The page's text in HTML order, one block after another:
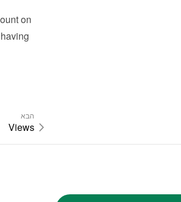
on
הבא
Views